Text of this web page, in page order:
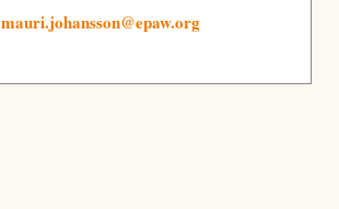
mauri.johansson@epaw.org